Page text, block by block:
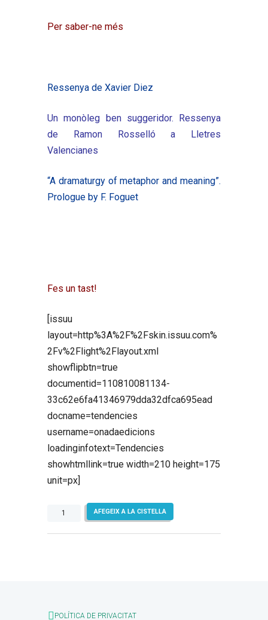
Per saber-ne més
Ressenya de Xavier Diez
Un monòleg ben suggeridor. Ressenya
de Ramon Rosselló a Lletres
Valencianes
“A dramaturgy of metaphor and meaning”.
Prologue by F. Foguet
Fes un tast!
[issuu
layout=http%3A%2F%2Fskin.issuu.com%
2Fv%2Flight%2Flayout.xml
showflipbtn=true
documentid=110810081134-
33c62e6fa41346979dda32dfca695ead
docname=tendencies
username=onadaedicions
loadinginfotext=Tendencies
showhtmllink=true width=210 height=175
unit=px]
quantitat
Tendències
AFEGEIX A LA CISTELLA
POLÍTICA DE PRIVACITAT